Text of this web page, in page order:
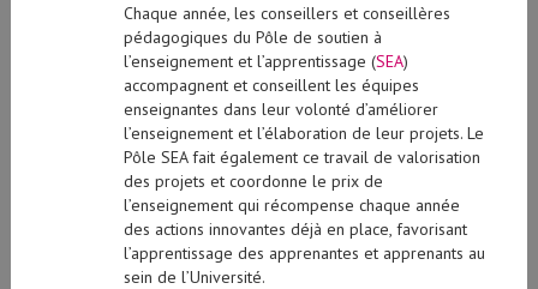
Chaque année, les conseillers et conseillères
pédagogiques du Pôle de soutien à
l’enseignement et l’apprentissage (SEA)
accompagnent et conseillent les équipes
enseignantes dans leur volonté d’améliorer
l’enseignement et l’élaboration de leur projets. Le
Pôle SEA fait également ce travail de valorisation
des projets et coordonne le prix de
l’enseignement qui récompense chaque année
des actions innovantes déjà en place, favorisant
l’apprentissage des apprenantes et apprenants au
sein de l’Université.